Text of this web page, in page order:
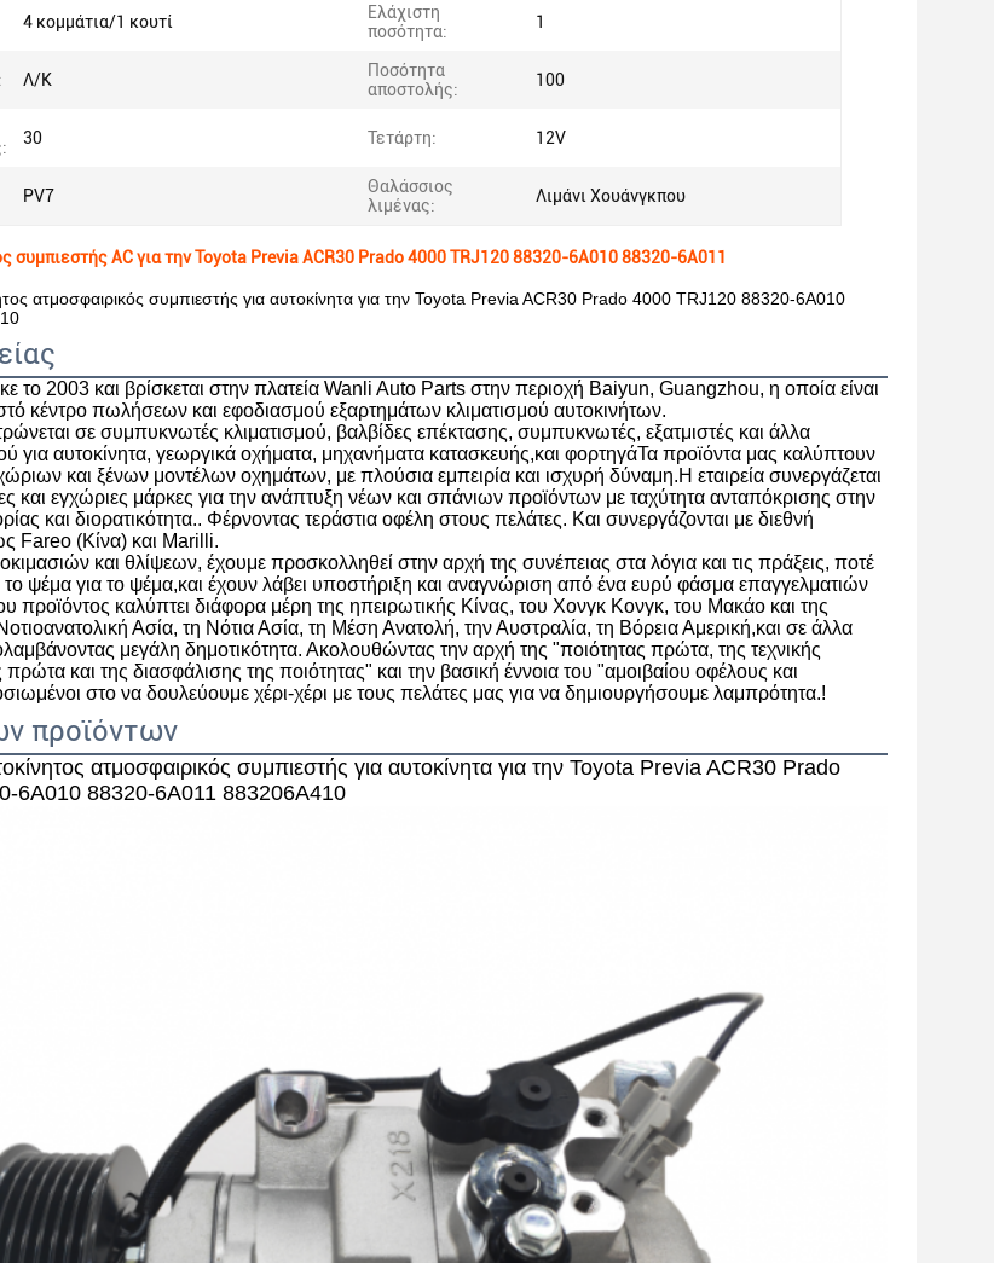
We bellen je snel terug!
4 κομμάτια/1 κουτί
Ελάχιστη
ποσότητα:
1
Λ/Κ
Ποσότητα
αποστολής:
100
30 Τετάρτη: 12V
PV7
Θαλάσσιος
λιμένας:
Λιμάνι Χουάνγκπου
συμπιεστής AC για την Toyota Previa ACR30 Prado 4000 TRJ120 88320-6A010 88320-6A011
ατμοσφαιρικός συμπιεστής για αυτοκίνητα για την Toyota Previa ACR30 Prado 4000 TRJ120 88320-6A010
το 2003 και βρίσκεται στην πλατεία Wanli Auto Parts στην περιοχή Baiyun, Guangzhou, η οποία είναι
κέντρο πωλήσεων και εφοδιασμού εξαρτημάτων κλιματισμού αυτοκινήτων.
σε συμπυκνωτές κλιματισμού, βαλβίδες επέκτασης, συμπυκνωτές, εξατμιστές και άλλα
για αυτοκίνητα, γεωργικά οχήματα, μηχανήματα κατασκευής,και φορτηγάΤα προϊόντα μας καλύπτουν
και ξένων μοντέλων οχημάτων, με πλούσια εμπειρία και ισχυρή δύναμη.Η εταιρεία συνεργάζεται
και εγχώριες μάρκες για την ανάπτυξη νέων και σπάνιων προϊόντων με ταχύτητα ανταπόκρισης στην
και διορατικότητα.. Φέρνοντας τεράστια οφέλη στους πελάτες. Και συνεργάζονται με διεθνή
Fareo (Κίνα) και Marilli.
και θλίψεων, έχουμε προσκολληθεί στην αρχή της συνέπειας στα λόγια και τις πράξεις, ποτέ
ψέμα για το ψέμα,και έχουν λάβει υποστήριξη και αναγνώριση από ένα ευρύ φάσμα επαγγελματιών
προϊόντος καλύπτει διάφορα μέρη της ηπειρωτικής Κίνας, του Χονγκ Κονγκ, του Μακάο και της
Ασία, τη Νότια Ασία, τη Μέση Ανατολή, την Αυστραλία, τη Βόρεια Αμερική,και σε άλλα
μεγάλη δημοτικότητα. Ακολουθώντας την αρχή της "ποιότητας πρώτα, της τεχνικής
και της διασφάλισης της ποιότητας" και την βασική έννοια του "αμοιβαίου οφέλους και
στο να δουλεύουμε χέρι-χέρι με τους πελάτες μας για να δημιουργήσουμε λαμπρότητα.!
προϊόντων
ατμοσφαιρικός συμπιεστής για αυτοκίνητα για την Toyota Previa ACR30 Prado
6A010 88320-6A011 883206A410